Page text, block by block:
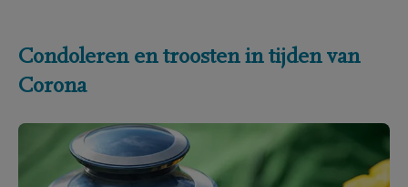
Condoleren en troosten in tijden van
Corona